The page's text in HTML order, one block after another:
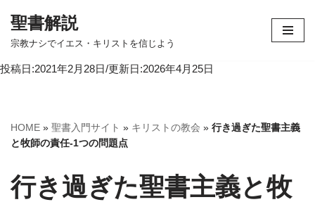
コ
テ
へ
ス
ッ
プ
聖書解説
宗教ナシでイエス・キリストを信じよう
投稿日:2021年2月28日/更新日:2026年4月25日
HOME » 聖書入門サイト » キリストの教会 » 行き過ぎた聖書主義
と牧師の責任-1つの問題点
行き過ぎた聖書主義と牧